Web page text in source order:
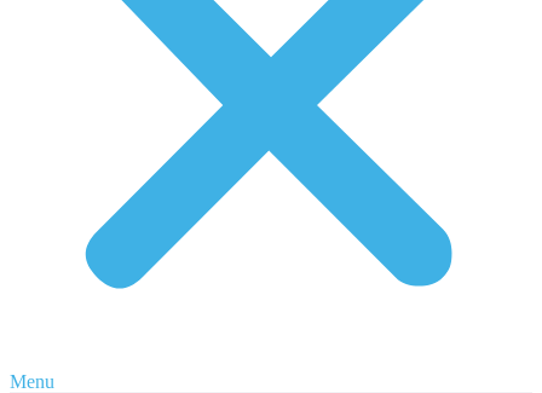
Menu